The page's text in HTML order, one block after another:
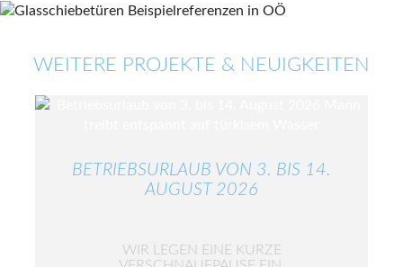
WEITERE PROJEKTE & NEUIGKEITEN
BETRIEBSURLAUB VON 3. BIS 14.
AUGUST 2026
WIR LEGEN EINE KURZE